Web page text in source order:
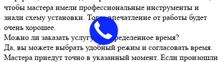
чтобы мастера имели профессиональные инструменты и
знали схему установки. Тогда впечатление от работы будет
очень хорошее.
Можно ли заказать услугу на определенное время?
Да, вы можете выбрать удобный режим и согласовать время.
Мастера приедут точно в указанный момент. Если произошли